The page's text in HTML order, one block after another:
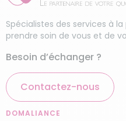
Spécialistes des services à
prendre soin de vous et de
Besoin d’échanger ?
Contactez-nous
DOMALIANCE